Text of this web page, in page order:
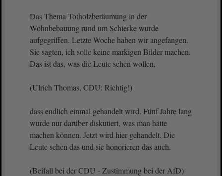
Das Thema Totholzberäumung in der
Wohnbebauung rund um Schierke wurde
aufgegriffen. Letzte Woche haben wir angefangen.
Sie sagten, ich solle keine markigen Bilder machen.
Das ist das, was die Leute sehen wollen,
(Ulrich Thomas, CDU: Richtig!)
dass endlich einmal gehandelt wird. Fünf Jahre lang
wurde nur darüber diskutiert, was man hätte
machen können. Jetzt wird hier gehandelt. Die
Leute sehen das und sie honorieren das auch.
(Beifall bei der CDU - Zustimmung bei der AfD)